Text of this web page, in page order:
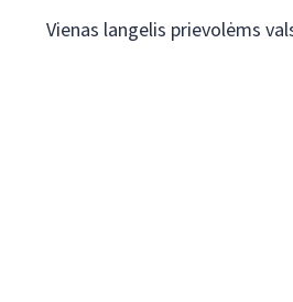
Vienas langelis prievolėms